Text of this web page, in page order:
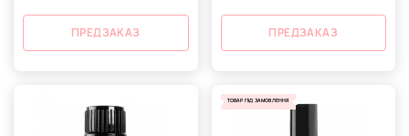
ПРЕДЗАКАЗ ПРЕДЗАКАЗ
ТОВАР ПІД ЗАМОВЛЕННЯ